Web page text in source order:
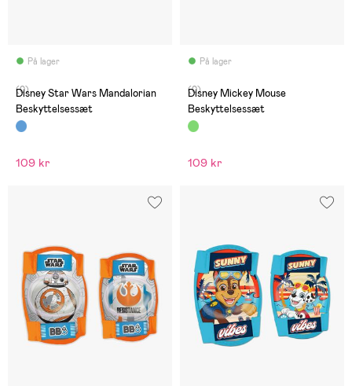
På lager
(0)
Disney Star Wars Mandalorian
Beskyttelsessæt
109 kr
På lager
(0)
Disney Mickey Mouse
Beskyttelsessæt
109 kr